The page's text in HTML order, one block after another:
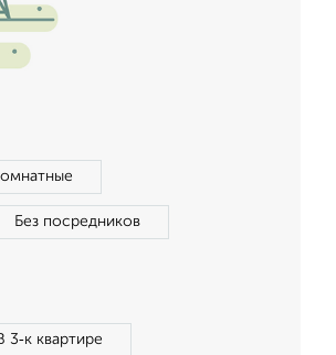
Без посредников
3‑к квартире